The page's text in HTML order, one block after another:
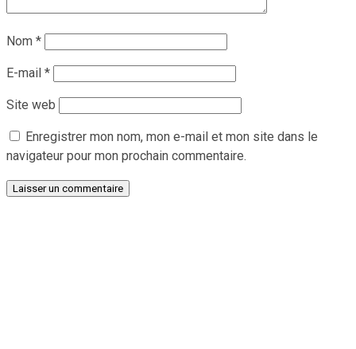
Nom *
E-mail *
Site web
Enregistrer mon nom, mon e-mail et mon site dans le
navigateur pour mon prochain commentaire.